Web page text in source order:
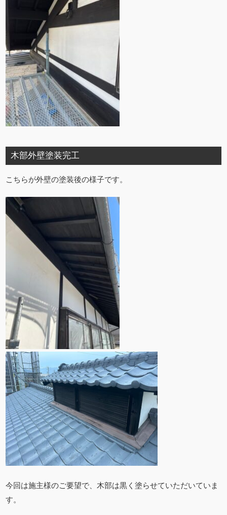
木部外壁塗装完工
こちらが外壁の塗装後の様子です。
今回は施主様のご要望で、木部は黒く塗らせていただいていま
す。